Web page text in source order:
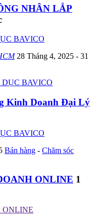
NHÂN LẮP
BAVICO
28 Tháng 4, 2025 - 31
Kinh Doanh Đại Lý
BAVICO
Bán hàng - Chăm sóc
ONLINE 1
ONLINE